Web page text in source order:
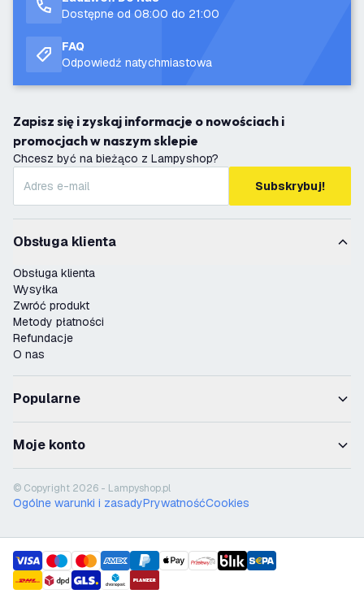
Dostępne od 08:00 do 21:00
FAQ
Odpowiedź natychmiastowa
Zapisz się i zyskaj informacje o nowościach i
promocjach w naszym sklepie
Chcesz być na bieżąco z Lampyshop?
Subskrybuj!
Obsługa klienta
Obsługa klienta
Wysyłka
Zwróć produkt
Metody płatności
Refundacje
O nas
Popularne
Moje konto
© Copyright 2026 - Lampyshop.pl
Ogólne warunki i zasadyPrywatnośćCookies
payment methods
shipment methods